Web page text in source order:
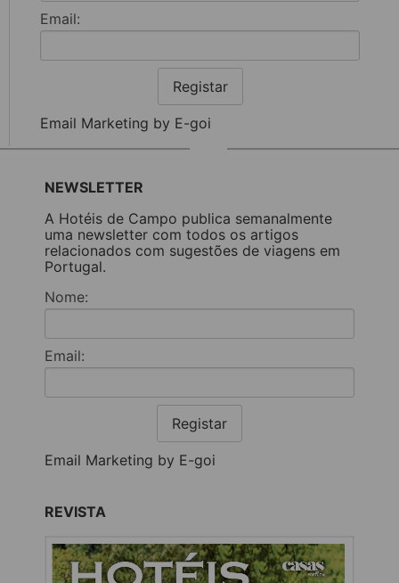
Email:
Registar
Email Marketing by E-goi
NEWSLETTER
A Hotéis de Campo publica semanalmente
uma newsletter com todos os artigos
relacionados com sugestões de viagens em
Portugal.
Nome:
Email:
Registar
Email Marketing by E-goi
REVISTA